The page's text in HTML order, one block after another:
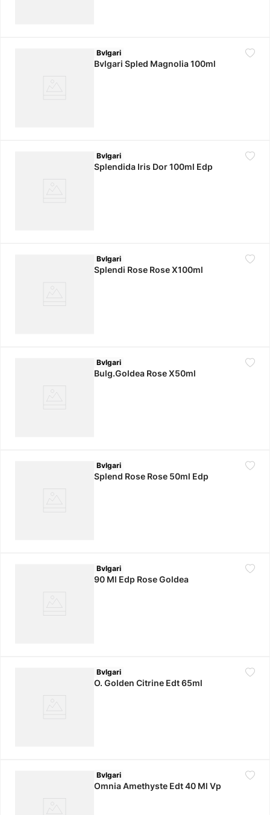
Bvlgari
Bvlgari Spled Magnolia 100ml
Bvlgari
Splendida Iris Dor 100ml Edp
Bvlgari
Splendi Rose Rose X100ml
Bvlgari
Bulg.Goldea Rose X50ml
Bvlgari
Splend Rose Rose 50ml Edp
Bvlgari
90 Ml Edp Rose Goldea
Bvlgari
O. Golden Citrine Edt 65ml
Bvlgari
Omnia Amethyste Edt 40 Ml Vp